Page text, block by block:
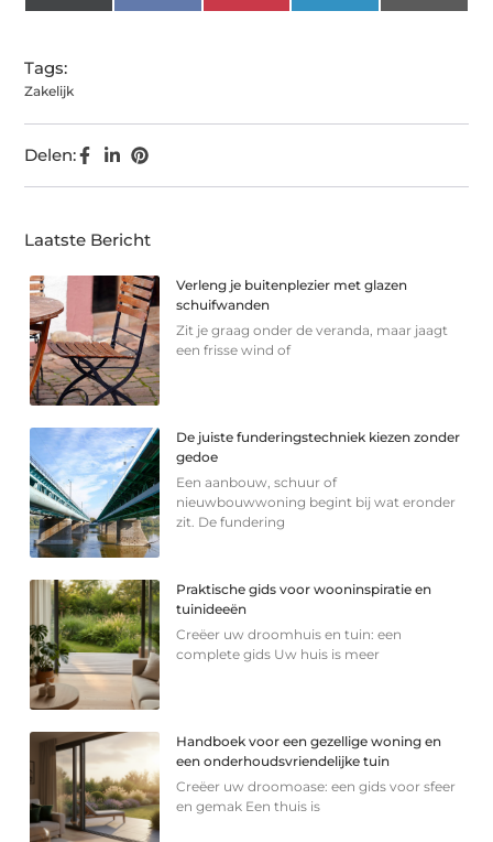
(Twitter)
Tags:
Zakelijk
Delen:
Laatste Bericht
Verleng je buitenplezier met glazen
schuifwanden
Zit je graag onder de veranda, maar jaagt
een frisse wind of
De juiste funderingstechniek kiezen zonder
gedoe
Een aanbouw, schuur of
nieuwbouwwoning begint bij wat eronder
zit. De fundering
Praktische gids voor wooninspiratie en
tuinideeën
Creëer uw droomhuis en tuin: een
complete gids Uw huis is meer
Handboek voor een gezellige woning en
een onderhoudsvriendelijke tuin
Creëer uw droomoase: een gids voor sfeer
en gemak Een thuis is